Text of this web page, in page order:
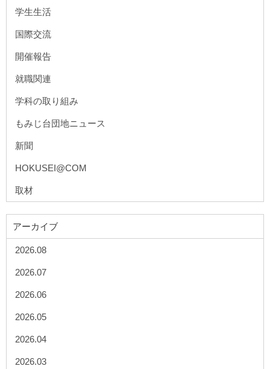
学生生活
国際交流
開催報告
就職関連
学科の取り組み
もみじ台団地ニュース
新聞
HOKUSEI@COM
取材
アーカイブ
2026.08
2026.07
2026.06
2026.05
2026.04
2026.03